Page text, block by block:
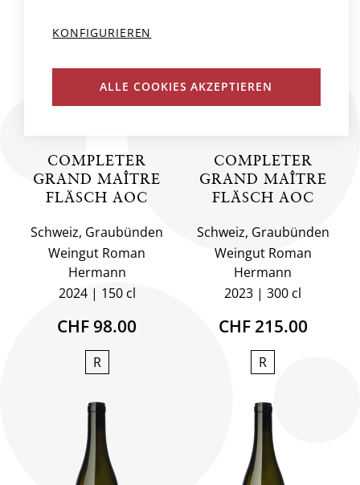
COMPLETER
GRAND MAÎTRE
FLÄSCH AOC
Schweiz, Graubünden
Weingut Roman
Hermann
2024
150 cl
CHF 98.00
R
COMPLETER
GRAND MAÎTRE
FLÄSCH AOC
Schweiz, Graubünden
Weingut Roman
Hermann
2023
300 cl
CHF 215.00
R
KONFIGURIEREN
ALLE COOKIES AKZEPTIEREN